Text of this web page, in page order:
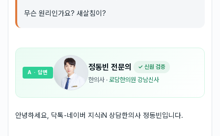
무슨 원리인가요? 새살침이?
정동빈 전문의 ✓ 신원 검증
한의사 · 로담한의원 강남신사
A · 답변
안녕하세요, 닥톡-네이버 지식iN 상담한의사 정동빈입니다.